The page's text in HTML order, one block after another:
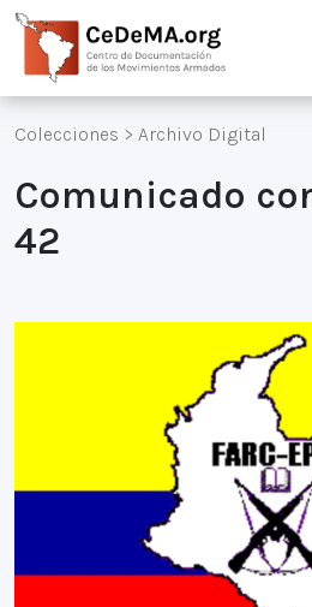
Colecciones > Archivo Digital
Comunicado
42